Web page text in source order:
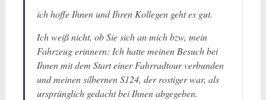
ich hoffe Ihnen und Ihren Kollegen geht es gut.
Ich weiß nicht, ob Sie sich an mich bzw, mein
Fahrzeug erinnern: Ich hatte meinen Besuch bei
Ihnen mit dem Start einer Fahrradtour verbunden
und meinen silbernen S124, der rostiger war, als
ursprünglich gedacht bei Ihnen abgegeben.